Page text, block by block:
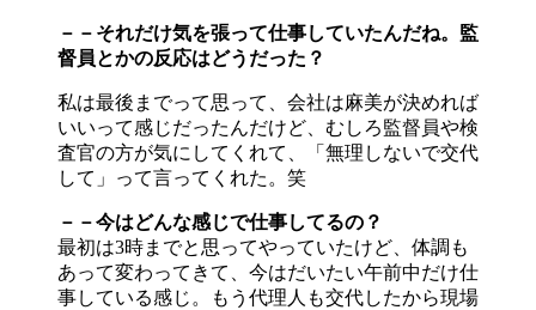
－－それだけ気を張って仕事していたんだね。監
督員とかの反応はどうだった？
私は最後までって思って、会社は麻美が決めれば
いいって感じだったんだけど、むしろ監督員や検
査官の方が気にしてくれて、「無理しないで交代
して」って言ってくれた。笑
－－今はどんな感じで仕事してるの？
最初は3時までと思ってやっていたけど、体調も
あって変わってきて、今はだいたい午前中だけ仕
事している感じ。もう代理人も交代したから現場